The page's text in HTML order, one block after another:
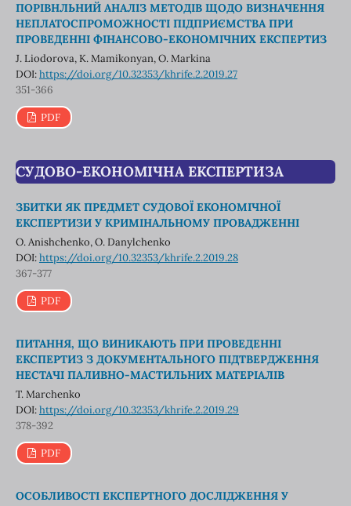
ПОРІВНЛЬНИЙ АНАЛІЗ МЕТОДІВ ЩОДО ВИЗНАЧЕННЯ
НЕПЛАТОСПРОМОЖНОСТІ ПІДПРИЄМСТВА ПРИ
ПРОВЕДЕННІ ФІНАНСОВО-ЕКОНОМІЧНИХ ЕКСПЕРТИЗ
J. Liodorova, K. Mamikonyan, O. Markina
DOI:https://doi.org/10.32353/khrife.2.2019.27
351-366
PDF
СУДОВО-ЕКОНОМІЧНА ЕКСПЕРТИЗА
ЗБИТКИ ЯК ПРЕДМЕТ СУДОВОЇ ЕКОНОМІЧНОЇ
ЕКСПЕРТИЗИ У КРИМІНАЛЬНОМУ ПРОВАДЖЕННІ
O. Anishchenko, O. Danylchenko
DOI:https://doi.org/10.32353/khrife.2.2019.28
367-377
PDF
ПИТАННЯ, ЩО ВИНИКАЮТЬ ПРИ ПРОВЕДЕННІ
ЕКСПЕРТИЗ З ДОКУМЕНТАЛЬНОГО ПІДТВЕРДЖЕННЯ
НЕСТАЧІ ПАЛИВНО-МАСТИЛЬНИХ МАТЕРІАЛІВ
T. Мarchenko
DOI:https://doi.org/10.32353/khrife.2.2019.29
378-392
PDF
ОСОБЛИВОСТІ ЕКСПЕРТНОГО ДОСЛІДЖЕННЯ У